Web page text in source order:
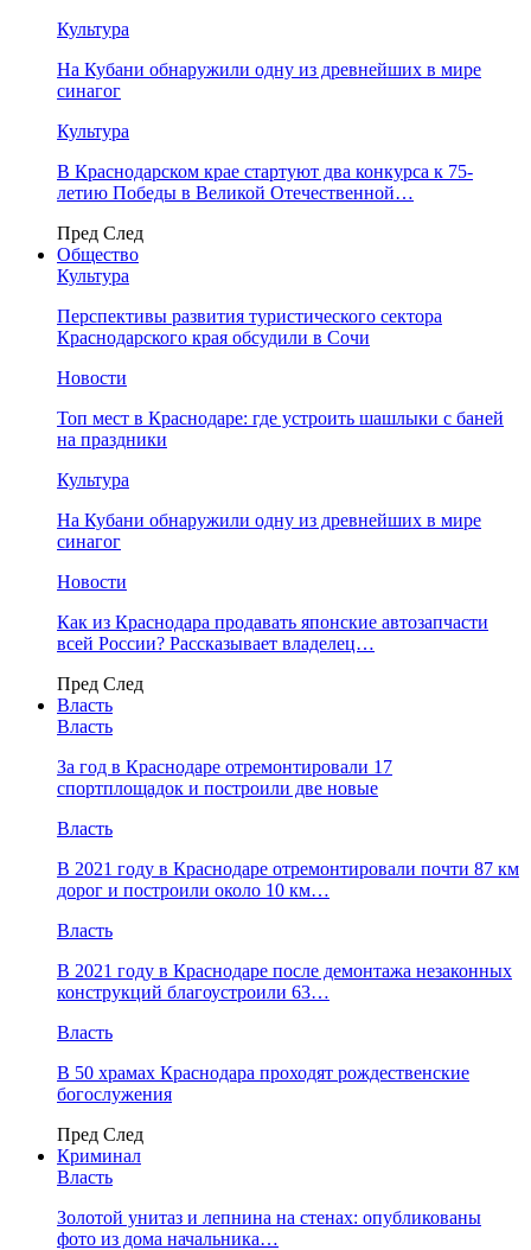
Культура
На Кубани обнаружили одну из древнейших в мире
синагог
Культура
В Краснодарском крае стартуют два конкурса к 75-
летию Победы в Великой Отечественной…
Пред След
Общество
Культура
Перспективы развития туристического сектора
Краснодарского края обсудили в Сочи
Новости
Топ мест в Краснодаре: где устроить шашлыки с баней
на праздники
Культура
На Кубани обнаружили одну из древнейших в мире
синагог
Новости
Как из Краснодара продавать японские автозапчасти
всей России? Рассказывает владелец…
Пред След
Власть
Власть
За год в Краснодаре отремонтировали 17
спортплощадок и построили две новые
Власть
В 2021 году в Краснодаре отремонтировали почти 87 км
дорог и построили около 10 км…
Власть
В 2021 году в Краснодаре после демонтажа незаконных
конструкций благоустроили 63…
Власть
В 50 храмах Краснодара проходят рождественские
богослужения
Пред След
Криминал
Власть
​Золотой унитаз и лепнина на стенах: опубликованы
фото из дома начальника…